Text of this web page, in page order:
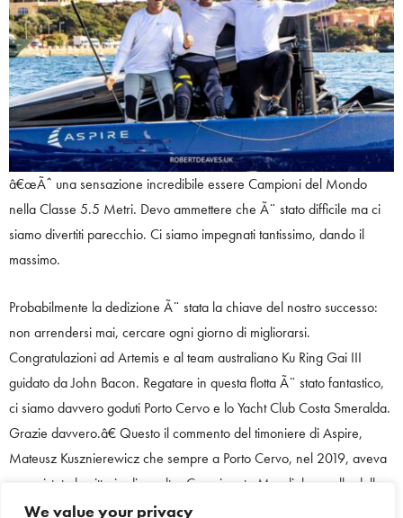
We value your privacy
â€œÃˆ una sensazione incredibile essere Campioni del Mondo
nella Classe 5.5 Metri. Devo ammettere che Ã¨ stato difficile ma ci
siamo divertiti parecchio. Ci siamo impegnati tantissimo, dando il
massimo.
Probabilmente la dedizione Ã¨ stata la chiave del nostro successo:
non arrendersi mai, cercare ogni giorno di migliorarsi.
Congratulazioni ad Artemis e al team australiano Ku Ring Gai III
guidato da John Bacon. Regatare in questa flotta Ã¨ stato fantastico,
ci siamo davvero goduti Porto Cervo e lo Yacht Club Costa Smeralda.
Grazie davvero.â€ Questo il commento del timoniere di Aspire,
Mateusz Kusznierewicz che sempre a Porto Cervo, nel 2019, aveva
conquistato la vittoria di un altro Campionato Mondiale, quello della
Classe Star.Â